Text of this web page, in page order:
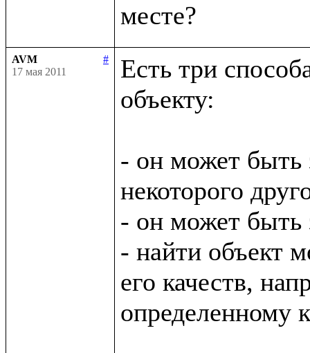
AVM
#
17 мая 2011
Есть три
объекту:
- он может быть
некоторого
- он может быть
- найти объект
его качеств,
определенному